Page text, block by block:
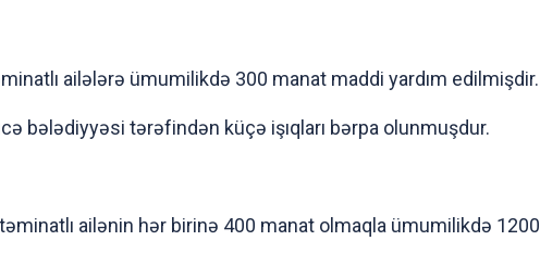
ailələrə ümumilikdə 300 manat maddi yardım edilmişdir.
bələdiyyəsi tərəfindən küçə işıqları bərpa olunmuşdur.
ailənin hər birinə 400 manat olmaqla ümumilikdə 1200